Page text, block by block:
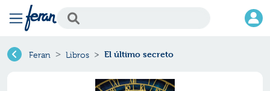
Feran Libros El último secreto